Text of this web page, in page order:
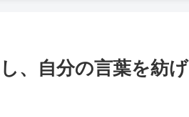
、自分の言葉を紡げ